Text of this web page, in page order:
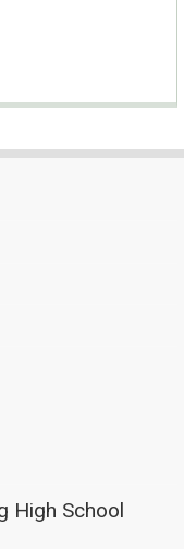
High School